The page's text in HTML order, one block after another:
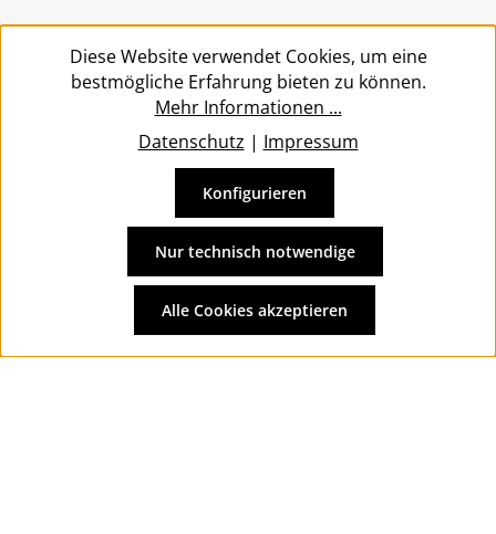
Service
Vertrag widerrufen
und ggf. Nachnahmegebühren, wenn nicht anders
angegeben.
Diese Website verwendet Cookies, um eine
bestmögliche Erfahrung bieten zu können.
Mehr Informationen ...
Datenschutz | Impressum
Nur technisch notwendige
Konfigurieren
Alle Cookies akzeptieren